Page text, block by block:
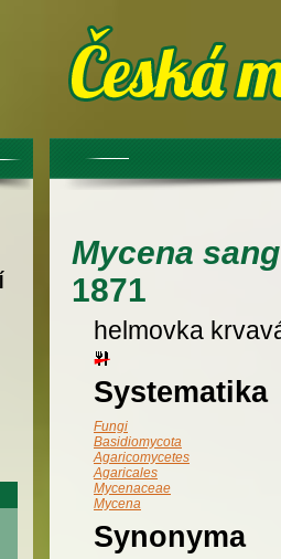
Mycena
1871
helmovka
Systematika
Fungi
Basidiomycota
Agaricomycetes
Agaricales
Mycenaceae
Mycena
Synonyma